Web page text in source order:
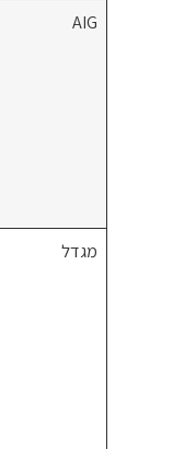
AIG
מגדל